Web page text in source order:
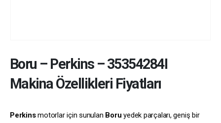
Boru – Perkins–35354284I
Makina Özellikleri Fiyatları
Perkinsmotorlar için sunulan Boru yedek parçaları, geniş bir